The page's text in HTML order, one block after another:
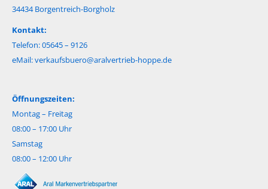
34434 Borgentreich-Borgholz
Kontakt:
Telefon: 05645 – 9126
eMail:verkaufsbuero@aralvertrieb-hoppe.de
Öffnungszeiten:
Montag – Freitag
08:00 – 17:00 Uhr
Samstag
08:00 – 12:00 Uhr